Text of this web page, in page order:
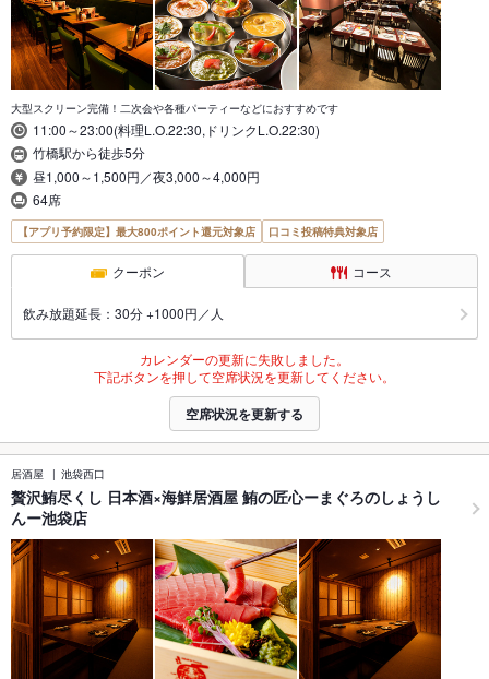
大型スクリーン完備！二次会や各種パーティーなどにおすすめです
11:00～23:00(料理L.O.22:30,ドリンクL.O.22:30)
竹橋駅から徒歩5分
昼1,000～1,500円／夜3,000～4,000円
64席
【アプリ予約限定】最大800ポイント還元対象店 口コミ投稿特典対象店
クーポン コース
飲み放題延長：30分 +1000円／人
カレンダーの更新に失敗しました。
下記ボタンを押して空席状況を更新してください。
空席状況を更新する
居酒屋 池袋西口
贅沢鮪尽くし 日本酒×海鮮居酒屋 鮪の匠心ーまぐろのしょうし
んー池袋店